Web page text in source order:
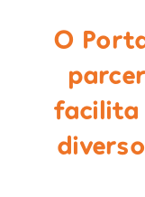
O
facilita